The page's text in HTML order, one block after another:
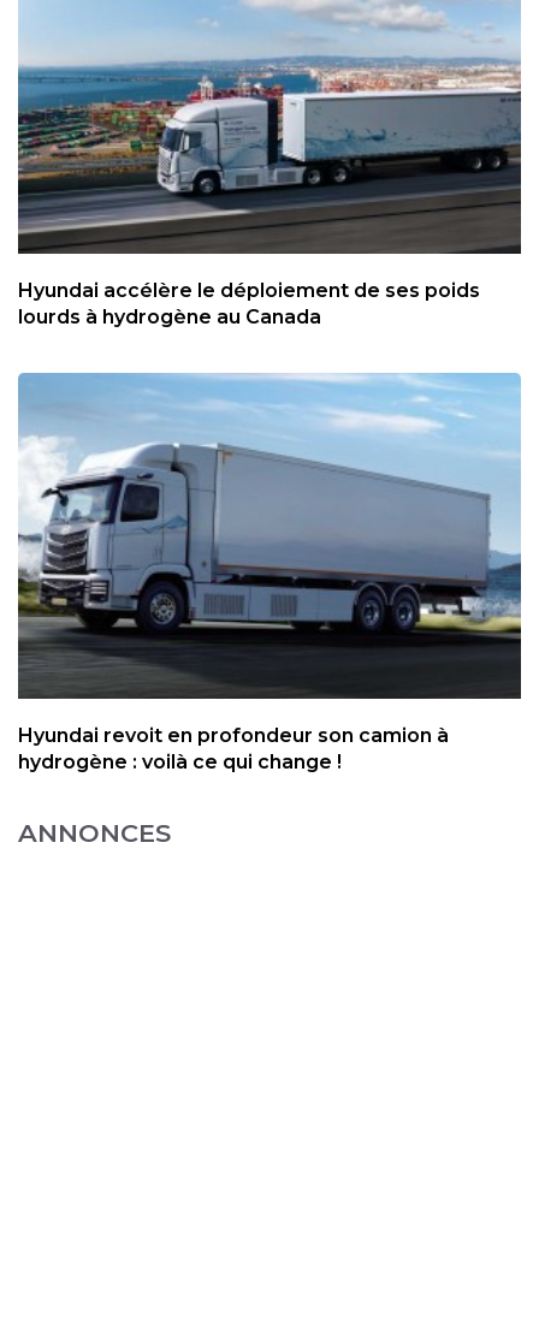
Hyundai accélère le déploiement de ses poids
lourds à hydrogène au Canada
Hyundai revoit en profondeur son camion à
hydrogène : voilà ce qui change !
ANNONCES